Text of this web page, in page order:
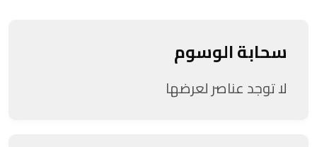
سحابة الوسوم
لا توجد عناصر لعرضها